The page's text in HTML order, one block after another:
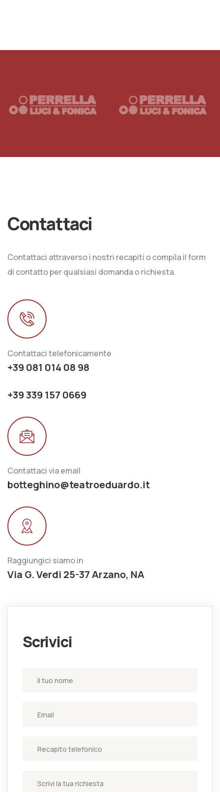
Contattaci
Contattaci attraverso i nostri recapiti o compila il form
di contatto per qualsiasi domanda o richiesta.
Contattaci telefonicamente
+39 081 014 08 98
+39 339 157 0669
Contattaci via email
botteghino@teatroeduardo.it
Raggiungici siamo in
Via G. Verdi 25-37 Arzano, NA
Scrivici